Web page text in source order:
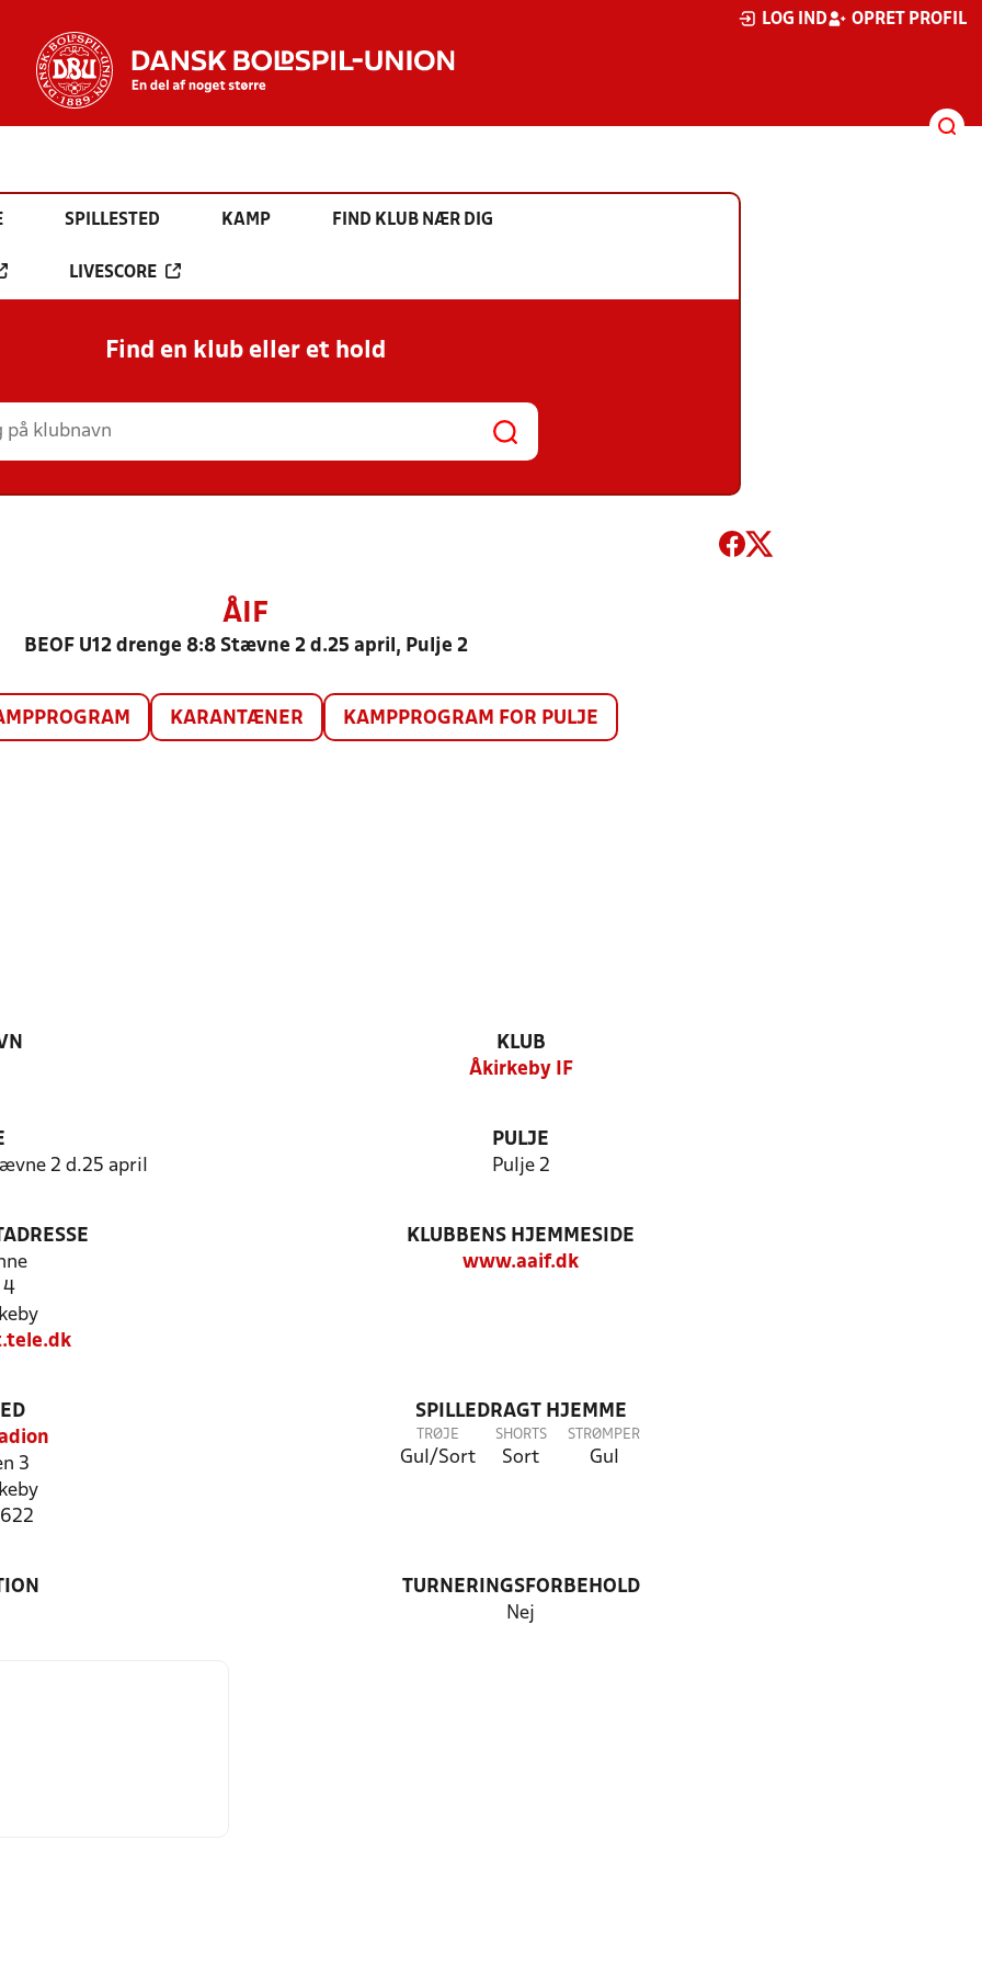
LOG IND OPRET PROFIL
SPILLESTED KAMP FIND KLUB NÆR DIG
LIVESCORE
Find en klub eller et hold
ÅIF
BEOF U12 drenge 8:8 Stævne 2 d.25 april, Pulje 2
KARANTÆNER KAMPPROGRAM FOR PULJE
KLUB
Åkirkeby IF
2 d.25 april
PULJE
Pulje 2
4
KLUBBENS HJEMMESIDE
www.aaif.dk
3
SPILLEDRAGT HJEMME
TRØJE
Gul/Sort
SHORTS
Sort
STRØMPER
Gul
TURNERINGSFORBEHOLD
Nej